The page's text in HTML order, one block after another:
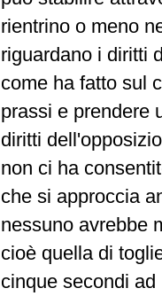
rientrino o meno
riguardano i diritti
come ha fatto sul
prassi e prendere
diritti
non ci ha
che si approccia
nessuno avrebbe
cioè quella di
cinque secondi